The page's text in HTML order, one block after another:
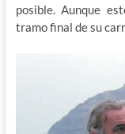
posible. Aunque
tramo final de su